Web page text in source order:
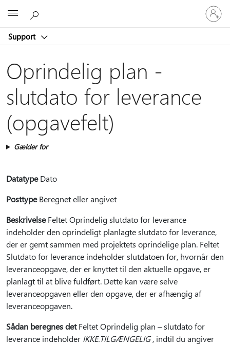
Support
Log
på
din
Oprindelig plan -
slutdato for leverance
(opgavefelt)
Gælder for
DatatypeDato
PosttypeBeregnet eller angivet
BeskrivelseFeltet Oprindelig slutdato for leverance
indeholder den oprindeligt planlagte slutdato for leverance,
der er gemt sammen med projektets oprindelige plan. Feltet
Slutdato for leverance indeholder slutdatoen for, hvornår den
leveranceopgave, der er knyttet til den aktuelle opgave, er
planlagt til at blive fuldført. Dette kan være selve
leveranceopgaven eller den opgave, der er afhængig af
leveranceopgaven.
Sådan beregnes detFeltet Oprindelig plan – slutdato for
leverance indeholder IKKE.TILGÆNGELIG, indtil du angiver